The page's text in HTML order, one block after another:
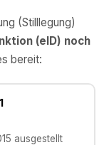
(Stilllegung)
(eID) noch
bereit:
ausgestellt